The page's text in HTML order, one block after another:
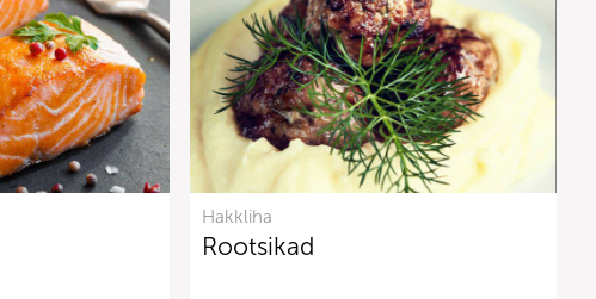
Hakkliha
Rootsikad